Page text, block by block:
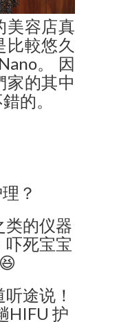
美容店真
較悠久
。 因
家的其中
的。
？
类的仪器
吓死宝宝
途说！
HIFU 护